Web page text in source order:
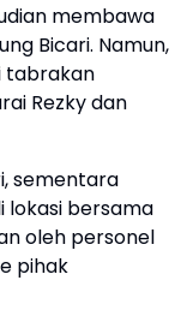
membawa
Bicari. Namun,
tabrakan
Rezky dan
sementara
lokasi bersama
oleh personel
pihak